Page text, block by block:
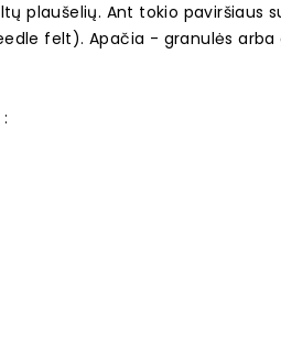
plaušelių. Ant tokio paviršiaus
felt). Apačia - granulės arba